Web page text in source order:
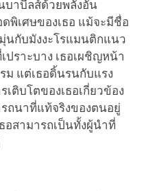
บาบีลส์ด้วยพลังอัน
พิเศษของเธอ แม้จะมีชื่อ
นกับมังงะโรแมนติกแนว
ปราะบาง เธอเผชิญหน้า
ม แต่เธอดิ้นรนกับแรง
ติบโตของเธอเกี่ยวข้อง
ถนาที่แท้จริงของตนอยู่
อสามารถเป็นทั้งผู้นำที่